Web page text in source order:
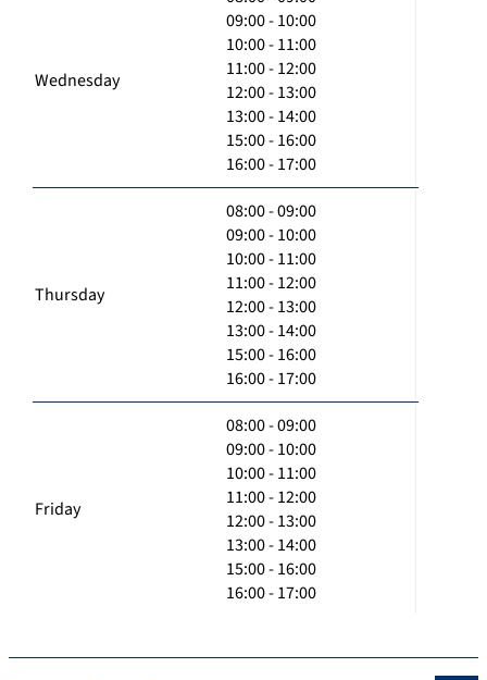
Wednesday
09:00 - 10:00
10:00 - 11:00
11:00 - 12:00
12:00 - 13:00
13:00 - 14:00
15:00 - 16:00
16:00 - 17:00
Thursday
08:00 - 09:00
09:00 - 10:00
10:00 - 11:00
11:00 - 12:00
12:00 - 13:00
13:00 - 14:00
15:00 - 16:00
16:00 - 17:00
Friday
08:00 - 09:00
09:00 - 10:00
10:00 - 11:00
11:00 - 12:00
12:00 - 13:00
13:00 - 14:00
15:00 - 16:00
16:00 - 17:00